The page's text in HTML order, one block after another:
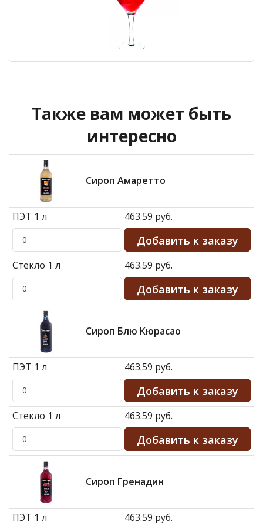
Также вам может быть
интересно
Сироп Амаретто
ПЭТ 1 л 463.59 руб.
Стекло 1 л 463.59 руб.
Сироп Блю Кюрасао
ПЭТ 1 л 463.59 руб.
Стекло 1 л 463.59 руб.
Сироп Гренадин
ПЭТ 1 л 463.59 руб.